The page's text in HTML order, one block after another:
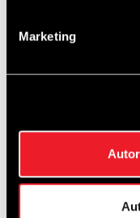
Marketing